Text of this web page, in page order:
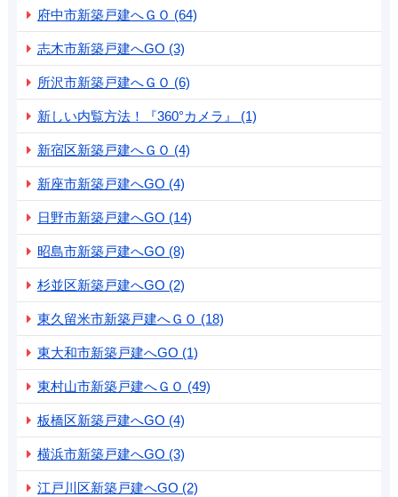
府中市新築戸建へＧＯ (64)
志木市新築戸建へGO (3)
所沢市新築戸建へＧＯ (6)
新しい内覧方法！『360°カメラ』 (1)
新宿区新築戸建へＧＯ (4)
新座市新築戸建へGO (4)
日野市新築戸建へGO (14)
昭島市新築戸建へGO (8)
杉並区新築戸建へGO (2)
東久留米市新築戸建へＧＯ (18)
東大和市新築戸建へGO (1)
東村山市新築戸建へＧＯ (49)
板橋区新築戸建へGO (4)
横浜市新築戸建へGO (3)
江戸川区新築戸建へGO (2)